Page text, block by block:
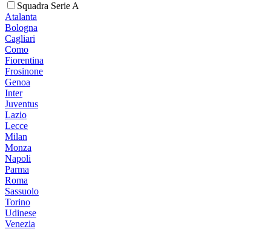
Squadra Serie A
Atalanta
Bologna
Cagliari
Como
Fiorentina
Frosinone
Genoa
Inter
Juventus
Lazio
Lecce
Milan
Monza
Napoli
Parma
Roma
Sassuolo
Torino
Udinese
Venezia